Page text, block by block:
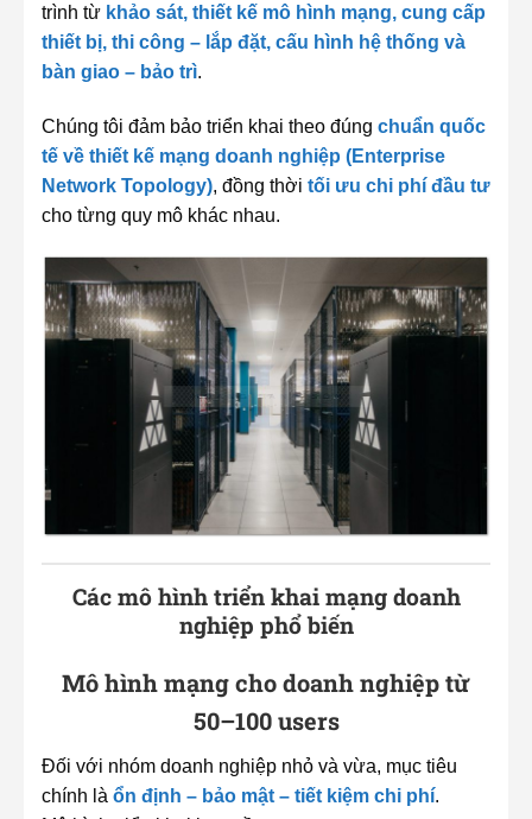
trình từ khảo sát, thiết kế mô hình mạng, cung cấp
thiết bị, thi công – lắp đặt, cấu hình hệ thống và
bàn giao – bảo trì.
Chúng tôi đảm bảo triển khai theo đúng chuẩn quốc
tế về thiết kế mạng doanh nghiệp (Enterprise
Network Topology), đồng thời tối ưu chi phí đầu tư
cho từng quy mô khác nhau.
Các mô hình triển khai mạng doanh
nghiệp phổ biến
Mô hình mạng cho doanh nghiệp từ
50–100 users
Đối với nhóm doanh nghiệp nhỏ và vừa, mục tiêu
chính là ổn định – bảo mật – tiết kiệm chi phí.